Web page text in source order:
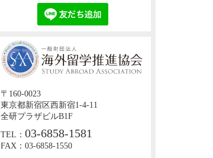
〒160-0023
東京都新宿区西新宿1-4-11
全研プラザビルB1F
TEL：03-6858-1581
FAX：03-6858-1550